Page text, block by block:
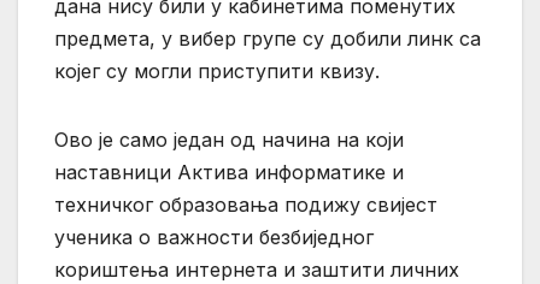
дана нису били у кабинетима поменутих
предмета, у вибер групе су добили линк са
којег су могли приступити квизу.
Ово је само један од начина на који
наставници Актива информатике и
техничког образовања подижу свијест
ученика о важности безбиједног
кориштења интернета и заштити личних